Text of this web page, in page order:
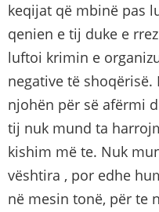
keqijat që mbinë pas
qenien e tij duke e
luftoi krimin e
negative të
njohën për së afërmi
tij nuk mund ta
kishim më te. Nuk
vështira , por edhe
në mesin tonë, për te